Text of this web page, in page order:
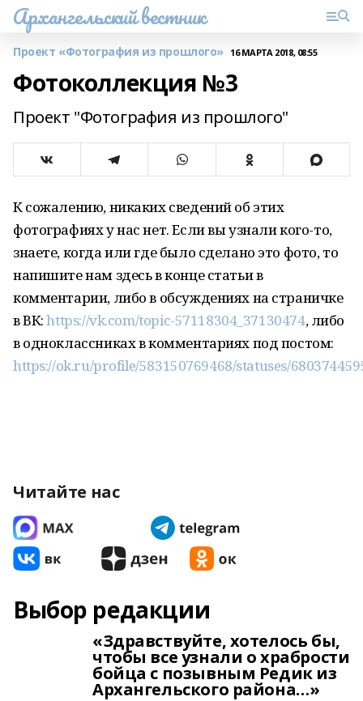
Архангельский вестник
Проект «Фотография из прошлого» 16 МАРТА 2018, 08:55
Фотоколлекция №3
Проект "Фотография из прошлого"
К сожалению, никаких сведений об этих
фотографиях у нас нет. Если вы узнали кого-то,
знаете, когда или где было сделано это фото, то
напишите нам здесь в конце статьи в
комментарии, либо в обсуждениях на страничке
в ВК:https://vk.com/topic-57118304_37130474, либо
в одноклассниках в комментариях под постом:
https://ok.ru/profile/583150769468/statuses/
Читайте нас
Выбор редакции
«Здравствуйте, хотелось бы,
чтобы все узнали о храбрости
бойца с позывным Редик из
Архангельского района…»